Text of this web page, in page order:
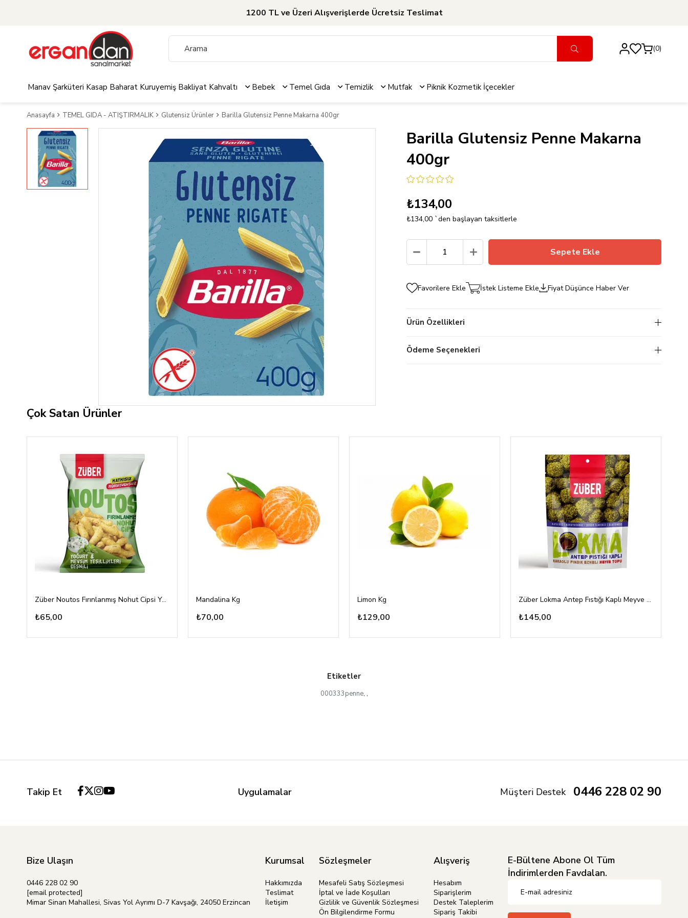
1200 TL ve Üzeri Alışverişlerde Ücretsiz Teslimat
0
Manav Şarküteri Kasap Baharat Kuruyemiş Bakliyat Kahvaltı Bebek Temel Gıda Temizlik Mutfak Piknik Kozmetik İçecekler
Anasayfa TEMEL GIDA - ATIŞTIRMALIK Glutensiz Ürünler Barilla Glutensiz Penne Makarna 400gr
Barilla Glutensiz Penne Makarna
400gr
₺134,00
₺134,00 `den başlayan taksitlerle
Favorilere Ekle İstek Listeme Ekle Fiyat Düşünce Haber Ver
Ürün Özellikleri
Ödeme Seçenekleri
Çok Satan Ürünler
Züber Noutos Fırınlanmış Nohut Cipsi Yoğurt Mevsim Yeşillikleri 55gr
₺65,00
Mandalina Kg
₺70,00
Limon Kg
₺129,00
Züber Lokma Antep Fıstığı Kaplı Meyve Topu 96gr
₺145,00
Etiketler
000333penne, ,
Takip Et Uygulamalar Müşteri Destek 0446 228 02 90
Bize Ulaşın
0446 228 02 90
[email protected]
Mimar Sinan Mahallesi, Sivas Yol Ayrımı D-7 Kavşağı, 24050 Erzincan
Kurumsal
Hakkımızda
Teslimat
İletişim
Sözleşmeler
Mesafeli Satış Sözleşmesi
İptal ve İade Koşulları
Gizlilik ve Güvenlik Sözleşmesi
Ön Bilgilendirme Formu
Alışveriş
Hesabım
Siparişlerim
Destek Taleplerim
Sipariş Takibi
E-Bültene Abone Ol Tüm
İndirimlerden Favdalan.